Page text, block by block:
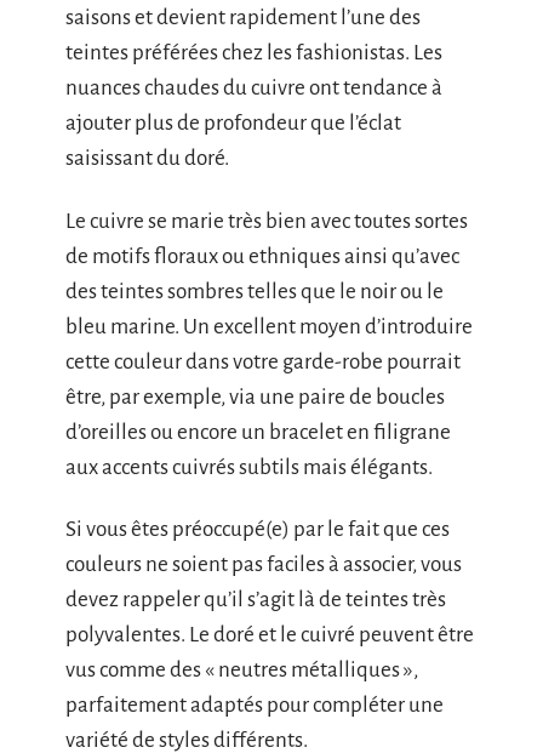
saisons et devient rapidement l’une des
teintes préférées chez les fashionistas. Les
nuances chaudes du cuivre ont tendance à
ajouter plus de profondeur que l’éclat
saisissant du doré.
Le cuivre se marie très bien avec toutes sortes
de motifs floraux ou ethniques ainsi qu’avec
des teintes sombres telles que le noir ou le
bleu marine. Un excellent moyen d’introduire
cette couleur dans votre garde-robe pourrait
être, par exemple, via une paire de boucles
d’oreilles ou encore un bracelet en filigrane
aux accents cuivrés subtils mais élégants.
Si vous êtes préoccupé(e) par le fait que ces
couleurs ne soient pas faciles à associer, vous
devez rappeler qu’il s’agit là de teintes très
polyvalentes. Le doré et le cuivré peuvent être
vus comme des « neutres métalliques »,
parfaitement adaptés pour compléter une
variété de styles différents.